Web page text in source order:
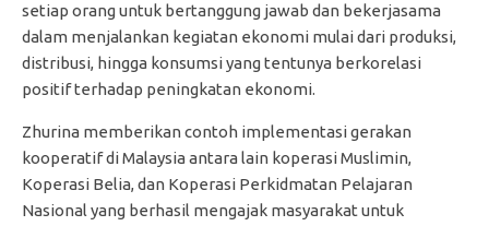
setiap orang untuk bertanggung jawab dan bekerjasama
dalam menjalankan kegiatan ekonomi mulai dari produksi,
distribusi, hingga konsumsi yang tentunya berkorelasi
positif terhadap peningkatan ekonomi.
Zhurina memberikan contoh implementasi gerakan
kooperatif di Malaysia antara lain koperasi Muslimin,
Koperasi Belia, dan Koperasi Perkidmatan Pelajaran
Nasional yang berhasil mengajak masyarakat untuk